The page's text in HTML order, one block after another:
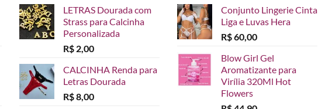
LETRAS Dourada com
Strass para Calcinha
Personalizada
R$ 2,00
CALCINHA Renda para
Letras Dourada
R$8,00
Conjunto Lingerie Cinta
Liga e Luvas Hera
R$60,00
Blow Girl Gel
Aromatizante para
Virília 320Ml Hot
Flowers